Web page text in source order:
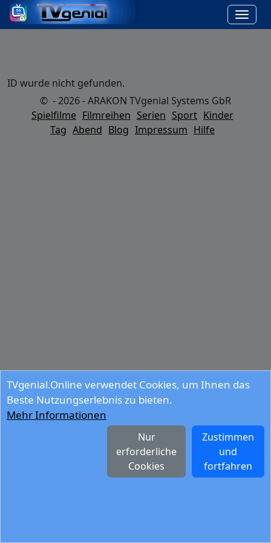
TVgenial.Online verwendet Cookies, um Ihnen das
Beste Nutzungserlebnis zu bieten.
Mehr Informationen
Zustimmen
und
fortfahren
Nur
erforderliche
Cookies
ID wurde nicht gefunden.
© - 2026 - ARAKON TVgenial Systems GbR
Spielfilme Filmreihen Serien Sport Kinder
Tag Abend Blog Impressum Hilfe